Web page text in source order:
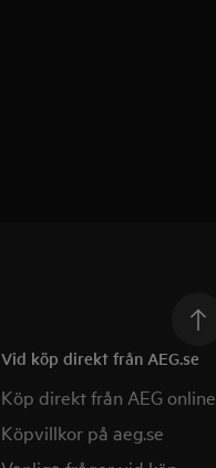
Vid köp direkt från AEG.se
Köp direkt från AEG online
Köpvillkor på aeg.se